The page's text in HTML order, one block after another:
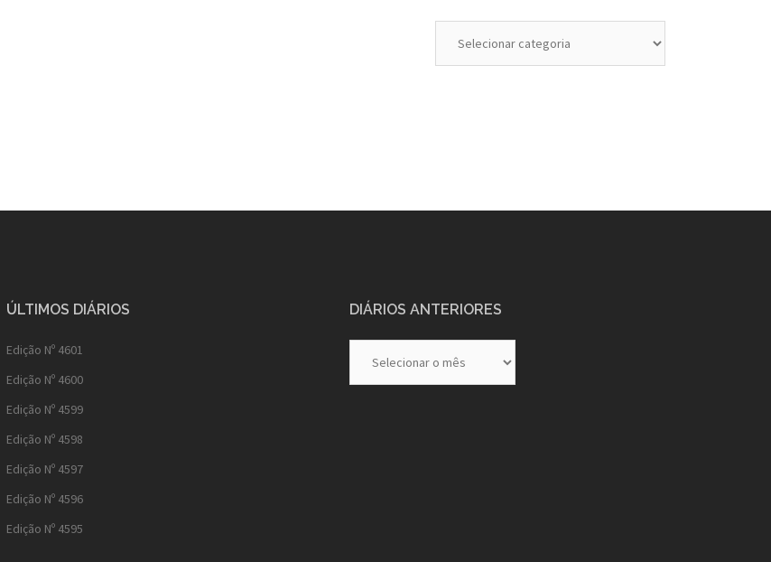
ÚLTIMOS DIÁRIOS
Edição Nº 4601
Edição Nº 4600
Edição Nº 4599
Edição Nº 4598
Edição Nº 4597
Edição Nº 4596
Edição Nº 4595
DIÁRIOS ANTERIORES
Anteriores